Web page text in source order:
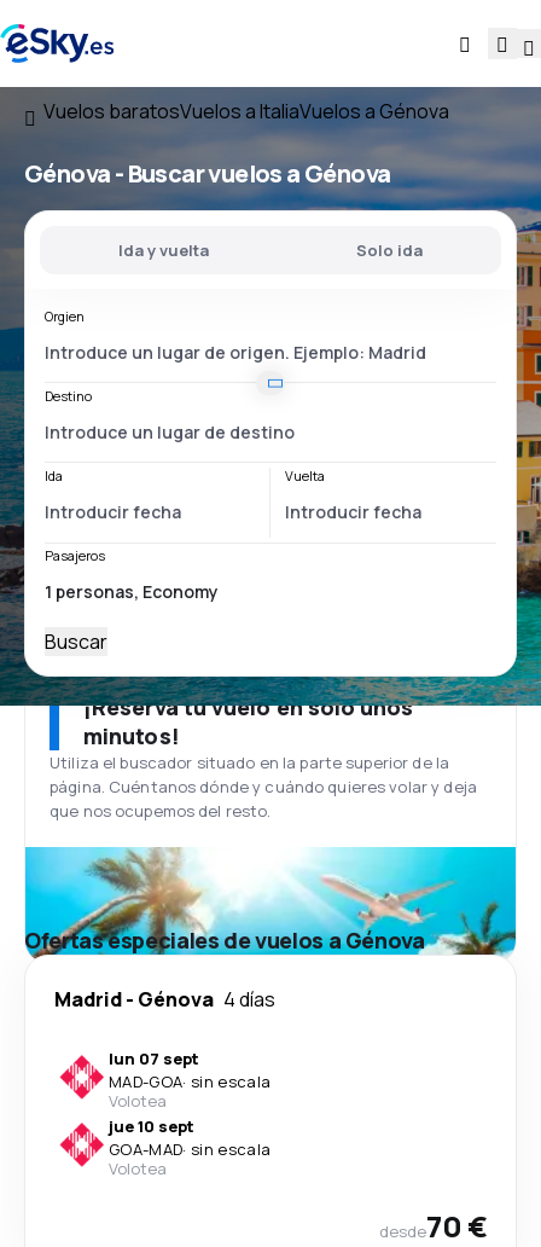
Vuelos baratosVuelos a ItaliaVuelos a Génova
Génova - Buscar vuelos a Génova
Ida y vuelta Solo ida
Orgien
Destino
Ida Vuelta
Pasajeros
Buscar
¡Reserva tu vuelo en solo unos
minutos!
Utiliza el buscador situado en la parte superior de la
página. Cuéntanos dónde y cuándo quieres volar y deja
que nos ocupemos del resto.
Ofertas especiales de vuelos a Génova
Madrid- Génova 4 días
lun 07 sept
MAD-GOA· sin escala
Volotea
jue 10 sept
GOA-MAD· sin escala
Volotea
desde70 €